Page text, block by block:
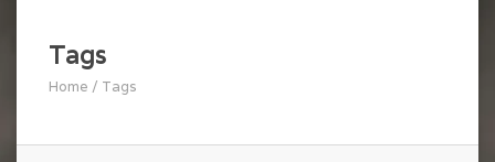
Tags
Home / Tags